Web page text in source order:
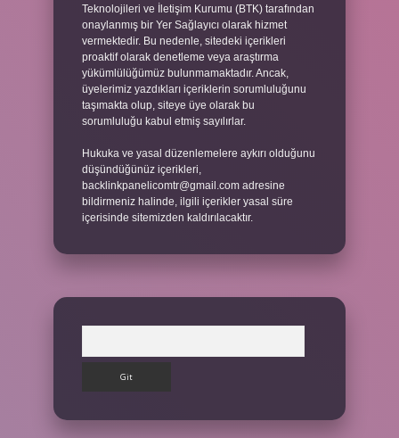
Teknolojileri ve İletişim Kurumu (BTK) tarafından
onaylanmış bir Yer Sağlayıcı olarak hizmet
vermektedir. Bu nedenle, sitedeki içerikleri
proaktif olarak denetleme veya araştırma
yükümlülüğümüz bulunmamaktadır. Ancak,
üyelerimiz yazdıkları içeriklerin sorumluluğunu
taşımakta olup, siteye üye olarak bu
sorumluluğu kabul etmiş sayılırlar.
Hukuka ve yasal düzenlemelere aykırı olduğunu
düşündüğünüz içerikleri,
backlinkpanelicomtr@gmail.com adresine
bildirmeniz halinde, ilgili içerikler yasal süre
içerisinde sitemizden kaldırılacaktır.